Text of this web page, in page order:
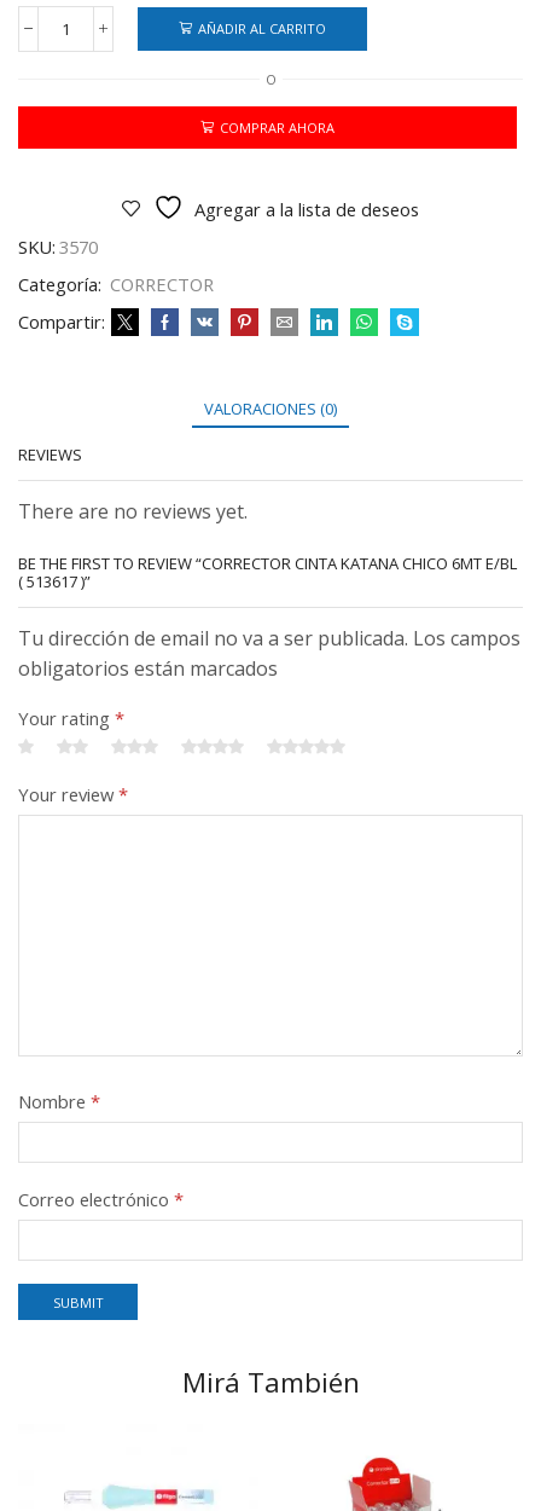
CORRECTOR
CINTA
CHICO
e/Bl
AÑADIR AL CARRITO
O
COMPRAR AHORA
Agregar a la lista de deseos
SKU: 3570
Categoría: CORRECTOR
Compartir:
VALORACIONES (0)
REVIEWS
There are no reviews yet.
BE THE FIRST TO REVIEW “CORRECTOR CINTA KATANA CHICO 6MT E/BL
( 513617 )”
Tu dirección de email no va a ser publicada. Los campos
obligatorios están marcados
Your rating *
Your review*
Nombre *
Correo electrónico *
Mirá También